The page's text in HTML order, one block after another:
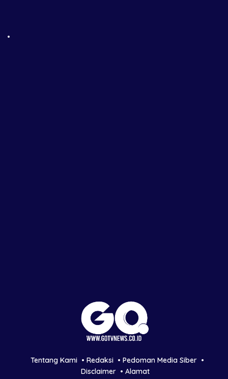
Tentang Kami Redaksi
Pedoman Media Siber
Disclaimer
Alamat